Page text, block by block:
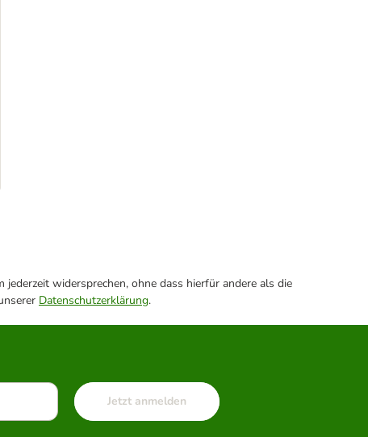
widersprechen, ohne dass hierfür andere als die
Datenschutzerklärung.
Jetzt anmelden